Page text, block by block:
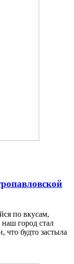
по вкусам,
город стал
что будто застыла